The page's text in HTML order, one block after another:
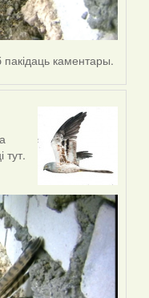
пакідаць каментары.
тут.